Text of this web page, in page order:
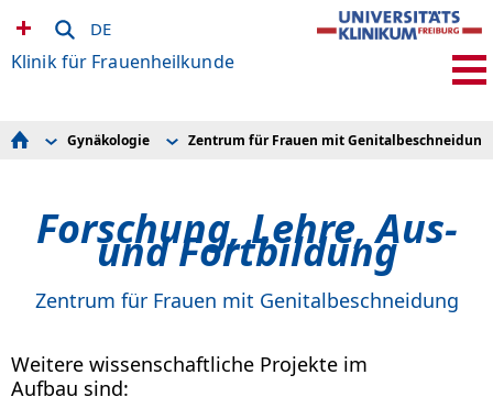
DE
Klinik für Frauenheilkunde
Terminvergabe
Team
Forschung & Lehre
Veranstaltungskalender
Veranstaltungen
Gynäkologie
Brustzentrum
Kinder- und Jugendgynäkologie
Gynäkologischer Krebs und Krebsvorstufen
Zentrum für Frauen mit Genitalbeschneidung
Myome und Allgemeine Gynäkologie
Gynäkologische Stationen
Zentrum für Frauen mit Genitalbeschneidung
Forschung, Lehre, Aus-
und Fortbildung
Zentrum für Frauen mit Genitalbeschneidung
Weitere wissenschaftliche Projekte im
Aufbau sind: